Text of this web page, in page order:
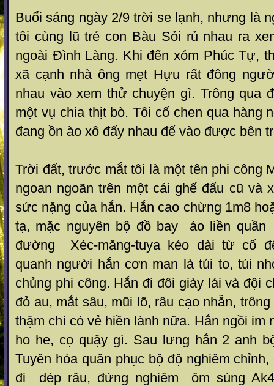
Buổi sáng ngày 2/9 trời se lạnh, nhưng là
tôi cùng lũ trẻ con Bàu Sỏi rủ nhau ra
ngoài Đình Làng. Khi đến xóm Phúc Tự,
xã cạnh nhà ông mẹt Hựu rất đông
nhau vào xem thử chuyện gì. Trông qua
một vụ chia thịt bò. Tôi cố chen qua hàng
đang ồn ào xô đẩy nhau để vào được bên
Trời đất, trước mắt tôi là một tên phi công
ngoan ngoãn trên một cái ghế đẩu cũ và
sức nặng của hắn. Hắn cao chừng 1m8
tạ, mặc nguyên bộ đồ bay áo liền
đường Xéc-măng-tuya kéo dài từ cổ
quanh người hắn cơn man là túi to, túi
chủng phi công. Hắn đi đôi giày lái và đội
đỏ au, mắt sâu, mũi lõ, râu cạo nhẵn,
thậm chí có vẻ hiền lành nữa. Hắn ngồi im
ho he, cọ quậy gì. Sau lưng hắn 2 anh
Tuyên hóa quân phục bộ độ nghiêm
đi dép râu, đứng nghiêm ôm súng